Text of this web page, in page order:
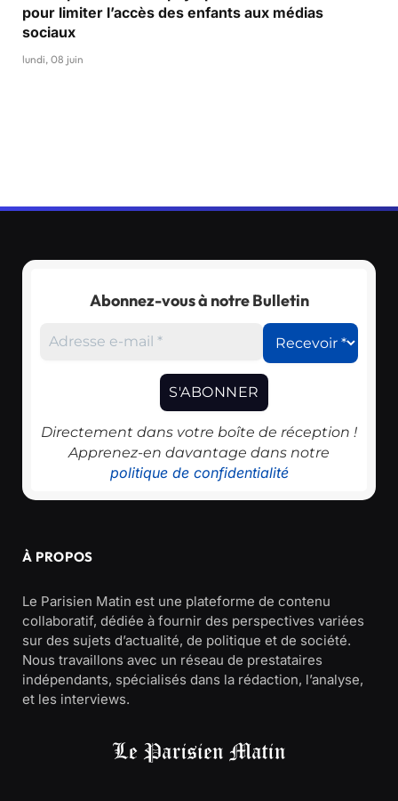
pour limiter l’accès des enfants aux médias
sociaux
lundi, 08 juin
Abonnez-vous à notre Bulletin
Directement dans votre boîte de réception !
Apprenez-en davantage dans notre
politique de confidentialité
À PROPOS
Le Parisien Matin est une plateforme de contenu
collaboratif, dédiée à fournir des perspectives variées
sur des sujets d’actualité, de politique et de société.
Nous travaillons avec un réseau de prestataires
indépendants, spécialisés dans la rédaction, l’analyse,
et les interviews.